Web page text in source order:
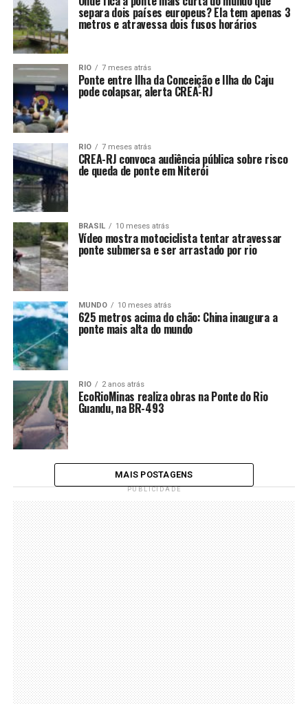
separa dois países europeus? Ela tem apenas 3
metros e atravessa dois fusos horários
RIO 7 meses atrás
Ponte entre Ilha da Conceição e Ilha do Caju
pode colapsar, alerta CREA-RJ
RIO 7 meses atrás
CREA-RJ convoca audiência pública sobre risco
de queda de ponte em Niterói
BRASIL 10 meses atrás
Vídeo mostra motociclista tentar atravessar
ponte submersa e ser arrastado por rio
MUNDO 10 meses atrás
625 metros acima do chão: China inaugura a
ponte mais alta do mundo
RIO 2 anos atrás
EcoRioMinas realiza obras na Ponte do Rio
Guandu, na BR-493
MAIS POSTAGENS
PUBLICIDADE